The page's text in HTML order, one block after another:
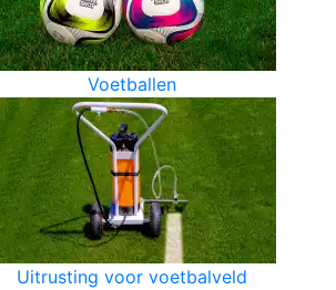
Voetballen
Uitrusting voor voetbalveld